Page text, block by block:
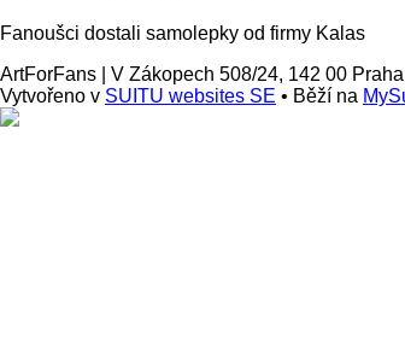
Fanoušci dostali samolepky od firmy Kalas
ArtForFans
V Zákopech 508/24, 142 00
Vytvořeno v SUITU websites SE • Běží na